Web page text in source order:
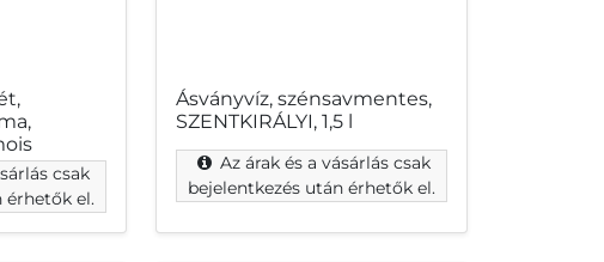
csak
érhetők el.
Ásványvíz, szénsavmentes,
SZENTKIRÁLYI, 1,5 l
Az árak és a vásárlás csak
bejelentkezés után érhetők el.